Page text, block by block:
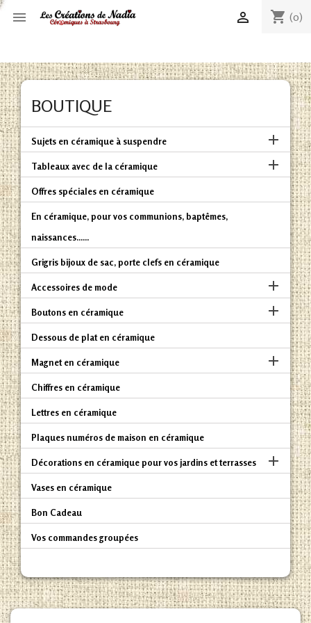
 shopping_cart (0)

BOUTIQUE
Sujets en céramique à suspendre 
Tableaux avec de la céramique 
Offres spéciales en céramique
En céramique, pour vos communions, baptêmes,
naissances......
Grigris bijoux de sac, porte clefs en céramique
Accessoires de mode 
Boutons en céramique 
Dessous de plat en céramique
Magnet en céramique 
Chiffres en céramique
Lettres en céramique
Plaques numéros de maison en céramique
Décorations en céramique pour vos jardins et terrasses 
Vases en céramique
Bon Cadeau
Vos commandes groupées